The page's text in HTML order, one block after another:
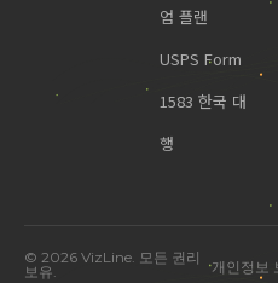
엄 플랜
USPS Form
1583 한국 대
행
© 2026 VizLine. 모든 권리
보유.
개인정보